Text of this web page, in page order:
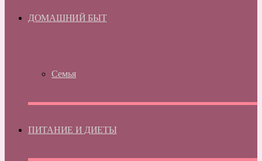
ДОМАШНИЙ БЫТ
Семья
ПИТАНИЕ И ДИЕТЫ